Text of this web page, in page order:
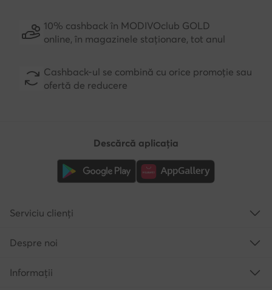
10% cashback în MODIVOclub GOLD
online, în magazinele staționare, tot anul
Cashback-ul se combină cu orice promoție sau
ofertă de reducere
Descărcă aplicația
Serviciu clienți
Despre noi
Informații